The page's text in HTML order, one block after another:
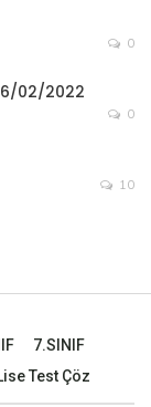
0
02/2022
0
10
7.SINIF
Test Çöz